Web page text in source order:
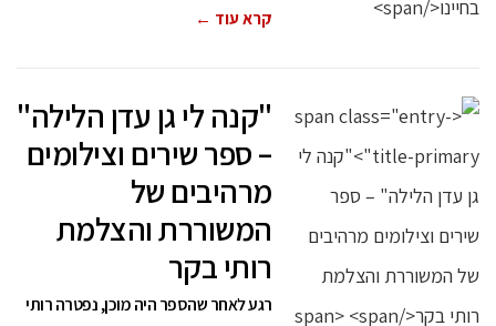
קרא עוד ←
"קנה לי גן עדן הלילה"
– ספר שירים וצילומים
מרהיבים של
המשוררת והצלמת
רותי בקר
רגע לאחר שהספר היה מוכן, נפטרה רותי